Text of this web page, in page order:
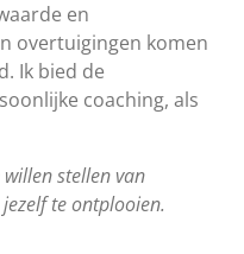
en
overtuigingen komen
Ik bied de
coaching, als
stellen van
te ontplooien.